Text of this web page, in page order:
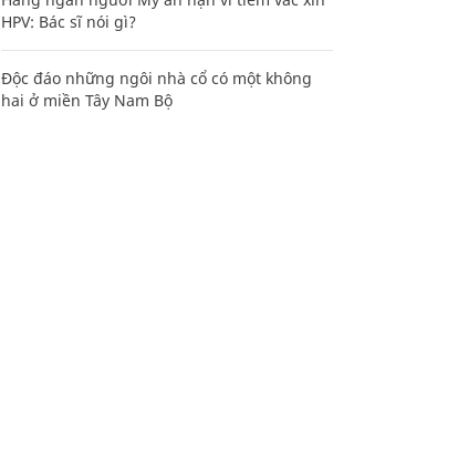
HPV: Bác sĩ nói gì?
Độc đáo những ngôi nhà cổ có một không
hai ở miền Tây Nam Bộ